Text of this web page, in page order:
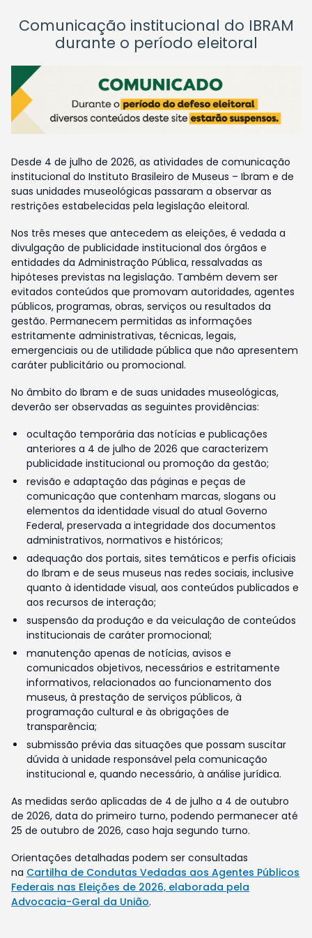
Comunicação institucional do IBRAM
durante o período eleitoral
Desde 4 de julho de 2026, as atividades de comunicação
institucional do Instituto Brasileiro de Museus – Ibram e de
suas unidades museológicas passaram a observar as
restrições estabelecidas pela legislação eleitoral.
Nos três meses que antecedem as eleições, é vedada a
divulgação de publicidade institucional dos órgãos e
entidades da Administração Pública, ressalvadas as
hipóteses previstas na legislação. Também devem ser
evitados conteúdos que promovam autoridades, agentes
públicos, programas, obras, serviços ou resultados da
gestão. Permanecem permitidas as informações
estritamente administrativas, técnicas, legais,
emergenciais ou de utilidade pública que não apresentem
caráter publicitário ou promocional.
No âmbito do Ibram e de suas unidades museológicas,
deverão ser observadas as seguintes providências:
ocultação temporária das notícias e publicações
anteriores a 4 de julho de 2026 que caracterizem
publicidade institucional ou promoção da gestão;
revisão e adaptação das páginas e peças de
comunicação que contenham marcas, slogans ou
elementos da identidade visual do atual Governo
Federal, preservada a integridade dos documentos
administrativos, normativos e históricos;
adequação dos portais, sites temáticos e perfis oficiais
do Ibram e de seus museus nas redes sociais, inclusive
quanto à identidade visual, aos conteúdos publicados e
aos recursos de interação;
suspensão da produção e da veiculação de conteúdos
institucionais de caráter promocional;
manutenção apenas de notícias, avisos e
comunicados objetivos, necessários e estritamente
informativos, relacionados ao funcionamento dos
museus, à prestação de serviços públicos, à
programação cultural e às obrigações de
transparência;
submissão prévia das situações que possam suscitar
dúvida à unidade responsável pela comunicação
institucional e, quando necessário, à análise jurídica.
As medidas serão aplicadas de 4 de julho a 4 de outubro
de 2026, data do primeiro turno, podendo permanecer até
25 de outubro de 2026, caso haja segundo turno.
Orientações detalhadas podem ser consultadas
na Cartilha de Condutas Vedadas aos Agentes Públicos
Federais nas Eleições de 2026, elaborada pela
Advocacia-Geral da União.